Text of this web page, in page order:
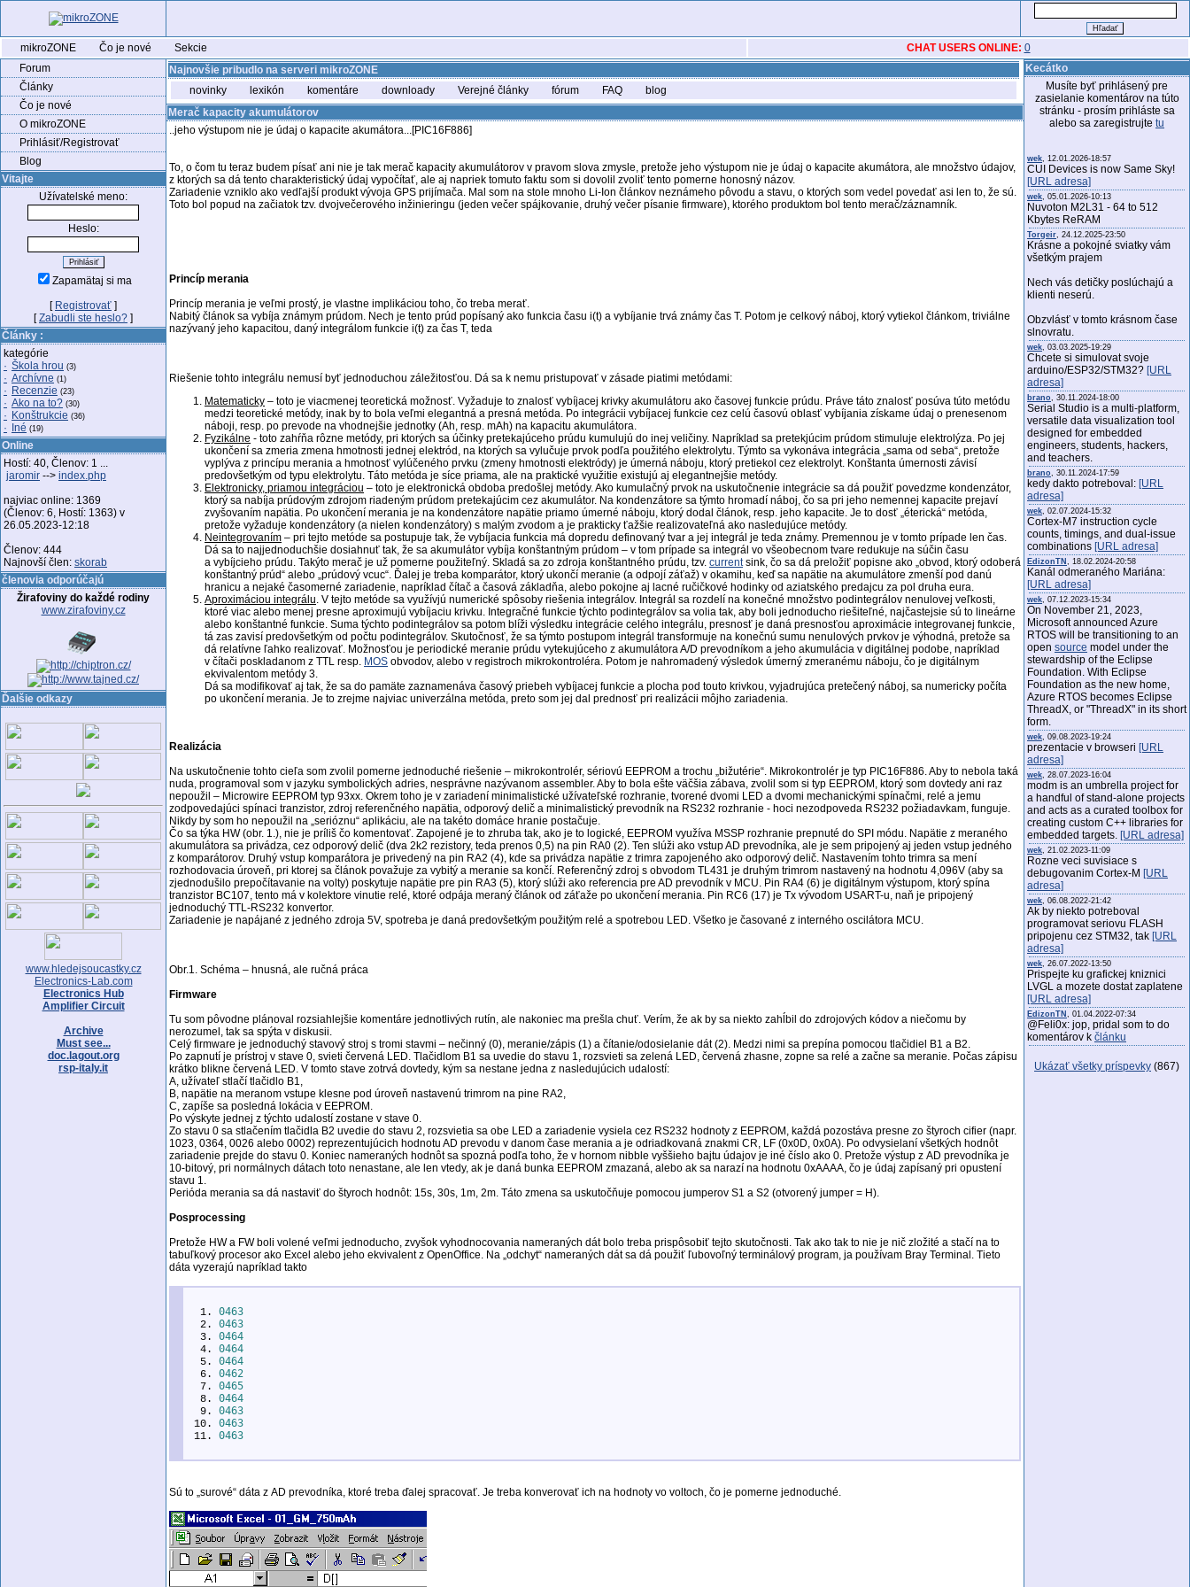
mikroZONE Čo je nové Sekcie CHAT USERS ONLINE: 0
Forum
Články
Čo je nové
O mikroZONE
Prihlásiť/Registrovať
Blog
Vitajte
Užívatelské meno:
Heslo:
Zapamätaj si ma
[ Registrovať ]
[Zabudli ste heslo? ]
Články :
kategórie
· Škola hrou (3)
· Archívne (1)
· Recenzie (23)
· Ako na to? (30)
· Konštrukcie (36)
· Iné (19)
Online
Hostí: 40, Členov: 1 ...
jaromir --> index.php
najviac online: 1369
(Členov: 6, Hostí: 1363) v
26.05.2023-12:18
Členov: 444
Najnovší člen: skorab
členovia odporúčajú
Žirafoviny do každé rodiny
www.zirafoviny.cz
Ďalšie odkazy
www.hledejsoucastky.cz
Electronics-Lab.com
Electronics Hub
Amplifier Circuit
Archive
Must see...
doc.lagout.org
rsp-italy.it
Najnovšie pribudlo na serveri mikroZONE
novinky
lexikón komentáre downloady Verejné články fórum FAQ
blog
Merač kapacity akumulátorov
..jeho výstupom nie je údaj o kapacite akumátora...[PIC16F886]
To, o čom tu teraz budem písať ani nie je tak merač kapacity akumulátorov v pravom slova zmysle, pretože jeho výstupom nie je údaj o kapacite akumátora, ale množstvo údajov,
z ktorých sa dá tento charakteristický údaj vypočítať, ale aj napriek tomuto faktu som si dovolil zvoliť tento pomerne honosný názov.
Zariadenie vzniklo ako vedľajší produkt vývoja GPS prijímača. Mal som na stole mnoho Li-Ion článkov neznámeho pôvodu a stavu, o ktorých som vedel povedať asi len to, že sú.
Toto bol popud na začiatok tzv. dvojvečerového inžinieringu (jeden večer spájkovanie, druhý večer písanie firmware), ktorého produktom bol tento merač/záznamník.
Princíp merania
Princíp merania je veľmi prostý, je vlastne implikáciou toho, čo treba merať.
Nabitý článok sa vybíja známym prúdom. Nech je tento prúd popísaný ako funkcia času i(t) a vybíjanie trvá známy čas T. Potom je celkový náboj, ktorý vytiekol článkom, triviálne
nazývaný jeho kapacitou, daný integrálom funkcie i(t) za čas T, teda
Riešenie tohto integrálu nemusí byť jednoduchou záležitosťou. Dá sa k nemu pristupovať v zásade piatimi metódami:
Matematicky – toto je viacmenej teoretická možnosť. Vyžaduje to znalosť vybíjacej krivky akumulátoru ako časovej funkcie prúdu. Práve táto znalosť posúva túto metódu
medzi teoretické metódy, inak by to bola veľmi elegantná a presná metóda. Po integrácii vybíjacej funkcie cez celú časovú oblasť vybíjania získame údaj o prenesenom
náboji, resp. po prevode na vhodnejšie jednotky (Ah, resp. mAh) na kapacitu akumulátora.
Fyzikálne - toto zahŕňa rôzne metódy, pri ktorých sa účinky pretekajúceho prúdu kumulujú do inej veličiny. Napríklad sa pretekjúcim prúdom stimuluje elektrolýza. Po jej
ukončení sa zmeria zmena hmotnosti jednej elektród, na ktorých sa vylučuje prvok podľa použitého elektrolytu. Týmto sa vykonáva integrácia „sama od seba“, pretože
vyplýva z princípu merania a hmotnosť vylúčeného prvku (zmeny hmotnosti elektródy) je úmerná náboju, ktorý pretiekol cez elektrolyt. Konštanta úmernosti závisí
predovšetkým od typu elektrolytu. Táto metóda je síce priama, ale na praktické využitie existujú aj elegantnejšie metódy.
Elektronicky, priamou integráciou – toto je elektronická obdoba predošlej metódy. Ako kumulačný prvok na uskutočnenie integrácie sa dá použiť povedzme kondenzátor,
ktorý sa nabíja prúdovým zdrojom riadeným prúdom pretekajúcim cez akumulátor. Na kondenzátore sa týmto hromadí náboj, čo sa pri jeho nemennej kapacite prejaví
zvyšovaním napätia. Po ukončení merania je na kondenzátore napätie priamo úmerné náboju, ktorý dodal článok, resp. jeho kapacite. Je to dosť „éterická“ metóda,
pretože vyžaduje kondenzátory (a nielen kondenzátory) s malým zvodom a je prakticky ťažšie realizovateľná ako nasledujúce metódy.
Neintegrovaním – pri tejto metóde sa postupuje tak, že vybíjacia funkcia má dopredu definovaný tvar a jej integrál je teda známy. Premennou je v tomto prípade len čas.
Dá sa to najjednoduchšie dosiahnuť tak, že sa akumulátor vybíja konštantným prúdom – v tom prípade sa integrál vo všeobecnom tvare redukuje na súčin času
a vybíjcieho prúdu. Takýto merač je už pomerne použiteľný. Skladá sa zo zdroja konštantného prúdu, tzv. currentsink, čo sa dá preložiť popisne ako „obvod, ktorý odoberá
konštantný prúd“ alebo „prúdový vcuc“. Ďalej je treba komparátor, ktorý ukončí meranie (a odpojí záťaž) v okamihu, keď sa napätie na akumulátore zmenší pod danú
hranicu a nejaké časomerné zariadenie, napríklad čítač a časová základňa, alebo pokojne aj lacné ručičkové hodinky od aziatského predajcu za pol druha eura.
Aproximáciou integrálu. V tejto metóde sa využívjú numerické spôsoby riešenia integrálov. Integrál sa rozdelí na konečné množstvo podintegrálov nenulovej veľkosti,
ktoré viac alebo menej presne aproximujú vybíjaciu krivku. Integračné funkcie týchto podintegrálov sa volia tak, aby boli jednoducho riešiteľné, najčastejsie sú to lineárne
alebo konštantné funkcie. Suma týchto podintegrálov sa potom blíži výsledku integrácie celého integrálu, presnosť je daná presnosťou aproximácie integrovanej funkcie,
tá zas zavisí predovšetkým od počtu podintegrálov. Skutočnosť, že sa týmto postupom integrál transformuje na konečnú sumu nenulových prvkov je výhodná, pretože sa
dá relatívne ľahko realizovať. Možnosťou je periodické meranie prúdu vytekujúceho z akumulátora A/D prevodníkom a jeho akumulácia v digitálnej podobe, napríklad
v čítači poskladanom z TTL resp. MOS obvodov, alebo v registroch mikrokontroléra. Potom je nahromadený výsledok úmerný zmeranému náboju, čo je digitálnym
ekvivalentom metódy 3.
Dá sa modifikovať aj tak, že sa do pamäte zaznamenáva časový priebeh vybíjacej funkcie a plocha pod touto krivkou, vyjadrujúca pretečený náboj, sa numericky počíta
po ukončení merania. Je to zrejme najviac univerzálna metóda, preto som jej dal prednosť pri realizácii môjho zariadenia.
Realizácia
Na uskutočnenie tohto cieľa som zvolil pomerne jednoduché riešenie – mikrokontrolér, sériovú EEPROM a trochu „bižutérie“. Mikrokontrolér je typ PIC16F886. Aby to nebola taká
nuda, programoval som v jazyku symbolických adries, nesprávne nazývanom assembler. Aby to bola ešte väčšia zábava, zvolil som si typ EEPROM, ktorý som dovtedy ani raz
nepoužil – Microwire EEPROM typ 93xx. Okrem toho je v zariadení minimalistické užívateľské rozhranie, tvorené dvomi LED a dvomi mechanickými spínačmi, relé a jemu
zodpovedajúci spínaci tranzistor, zdroj referenčného napätia, odporový delič a minimalistický prevodník na RS232 rozhranie - hoci nezodpoveda RS232 požiadavkam, funguje.
Nikdy by som ho nepoužil na „serióznu“ aplikáciu, ale na takéto domáce hranie postačuje.
Čo sa týka HW (obr. 1.), nie je príliš čo komentovať. Zapojené je to zhruba tak, ako je to logické, EEPROM využíva MSSP rozhranie prepnuté do SPI módu. Napätie z meraného
akumulátora sa privádza, cez odporový delič (dva 2k2 rezistory, teda prenos 0,5) na pin RA0 (2). Ten slúži ako vstup AD prevodníka, ale je sem pripojený aj jeden vstup jedného
z komparátorov. Druhý vstup komparátora je privedený na pin RA2 (4), kde sa privádza napätie z trimra zapojeného ako odporový delič. Nastavením tohto trimra sa mení
rozhodovacia úroveň, pri ktorej sa článok považuje za vybitý a meranie sa končí. Referenčný zdroj s obvodom TL431 je druhým trimrom nastavený na hodnotu 4,096V (aby sa
zjednodušilo prepočítavanie na volty) poskytuje napätie pre pin RA3 (5), ktorý slúži ako referencia pre AD prevodník v MCU. Pin RA4 (6) je digitálnym výstupom, ktorý spína
tranzistor BC107, tento má v kolektore vinutie relé, ktoré odpája meraný článok od záťaže po ukončení merania. Pin RC6 (17) je Tx vývodom USART-u, naň je pripojený
jednoduchý TTL-RS232 konvertor.
Zariadenie je napájané z jedného zdroja 5V, spotreba je daná predovšetkým použitým relé a spotrebou LED. Všetko je časované z interného oscilátora MCU.
Obr.1. Schéma – hnusná, ale ručná práca
Firmware
Tu som pôvodne plánoval rozsiahlejšie komentáre jednotlivých rutín, ale nakoniec ma prešla chuť. Verím, že ak by sa niekto zahĺbil do zdrojových kódov a niečomu by
nerozumel, tak sa spýta v diskusii.
Celý firmware je jednoduchý stavový stroj s tromi stavmi – nečinný (0), meranie/zápis (1) a čítanie/odosielanie dát (2). Medzi nimi sa prepína pomocou tlačidiel B1 a B2.
Po zapnutí je prístroj v stave 0, svieti červená LED. Tlačidlom B1 sa uvedie do stavu 1, rozsvieti sa zelená LED, červená zhasne, zopne sa relé a začne sa meranie. Počas zápisu
krátko blikne červená LED. V tomto stave zotrvá dovtedy, kým sa nestane jedna z nasledujúcich udalostí:
A, užívateľ stlačí tlačidlo B1,
B, napätie na meranom vstupe klesne pod úroveň nastavenú trimrom na pine RA2,
C, zapíše sa posledná lokácia v EEPROM.
Po výskyte jednej z týchto udalostí zostane v stave 0.
Zo stavu 0 sa stlačením tlačidla B2 uvedie do stavu 2, rozsvietia sa obe LED a zariadenie vysiela cez RS232 hodnoty z EEPROM, každá pozostáva presne zo štyroch cifier (napr.
1023, 0364, 0026 alebo 0002) reprezentujúcich hodnotu AD prevodu v danom čase merania a je odriadkovaná znakmi CR, LF (0x0D, 0x0A). Po odvysielaní všetkých hodnôt
zariadenie prejde do stavu 0. Koniec nameraných hodnôt sa spozná podľa toho, že v hornom nibble vyššieho bajtu údajov je iné číslo ako 0. Pretože výstup z AD prevodníka je
10-bitový, pri normálnych dátach toto nenastane, ale len vtedy, ak je daná bunka EEPROM zmazaná, alebo ak sa narazí na hodnotu 0xAAAA, čo je údaj zapísaný pri opustení
stavu 1.
Perióda merania sa dá nastaviť do štyroch hodnôt: 15s, 30s, 1m, 2m. Táto zmena sa uskutočňuje pomocou jumperov S1 a S2 (otvorený jumper = H).
Posprocessing
Pretože HW a FW boli volené veľmi jednoducho, zvyšok vyhodnocovania nameraných dát bolo treba prispôsobiť tejto skutočnosti. Tak ako tak to nie je nič zložité a stačí na to
tabuľkový procesor ako Excel alebo jeho ekvivalent z OpenOffice. Na „odchyt“ nameraných dát sa dá použiť ľubovoľný terminálový program, ja používam Bray Terminal. Tieto
dáta vyzerajú napríklad takto
0463
0463
0464
0464
0464
0462
0465
0464
0463
0463
0463
Sú to „surové“ dáta z AD prevodníka, ktoré treba ďalej spracovať. Je treba konverovať ich na hodnoty vo voltoch, čo je pomerne jednoduché.
Kecátko
Musíte byť prihlásený pre
zasielanie komentárov na túto
stránku - prosím prihláste sa
alebo sa zaregistrujte tu
wek, 12.01.2026-18:57
CUI Devices is now Same Sky!
[URL adresa]
wek, 05.01.2026-10:13
Nuvoton M2L31 - 64 to 512
Kbytes ReRAM
Torgeir, 24.12.2025-23:50
Krásne a pokojné sviatky vám
všetkým prajem
Nech vás detičky poslúchajú a
klienti neserú.
Obzvlásť v tomto krásnom čase
slnovratu.
wek, 03.03.2025-19:29
Chcete si simulovat svoje
arduino/ESP32/STM32? [URL
adresa]
brano, 30.11.2024-18:00
Serial Studio is a multi-platform,
versatile data visualization tool
designed for embedded
engineers, students, hackers,
and teachers.
brano, 30.11.2024-17:59
kedy dakto potreboval: [URL
adresa]
wek, 02.07.2024-15:32
Cortex-M7 instruction cycle
counts, timings, and dual-issue
combinations [URL adresa]
EdizonTN , 18.02.2024-20:58
Kanál odmeraného Mariána:
[URL adresa]
wek, 07.12.2023-15:34
On November 21, 2023,
Microsoft announced Azure
RTOS will be transitioning to an
open source model under the
stewardship of the Eclipse
Foundation. With Eclipse
Foundation as the new home,
Azure RTOS becomes Eclipse
ThreadX, or "ThreadX" in its short
form.
wek, 09.08.2023-19:24
prezentacie v browseri [URL
adresa]
wek, 28.07.2023-16:04
modm is an umbrella project for
a handful of stand-alone projects
and acts as a curated toolbox for
creating custom C++ libraries for
embedded targets. [URL adresa]
wek, 21.02.2023-11:09
Rozne veci suvisiace s
debugovanim Cortex-M [URL
adresa]
wek, 06.08.2022-21:42
Ak by niekto potreboval
programovat seriovu FLASH
pripojenu cez STM32, tak [URL
adresa]
wek, 26.07.2022-13:50
Prispejte ku grafickej kniznici
LVGL a mozete dostat zaplatene
[URL adresa]
EdizonTN , 01.04.2022-07:34
@Feli0x: jop, pridal som to do
komentárov k článku
Ukázať všetky príspevky (867)